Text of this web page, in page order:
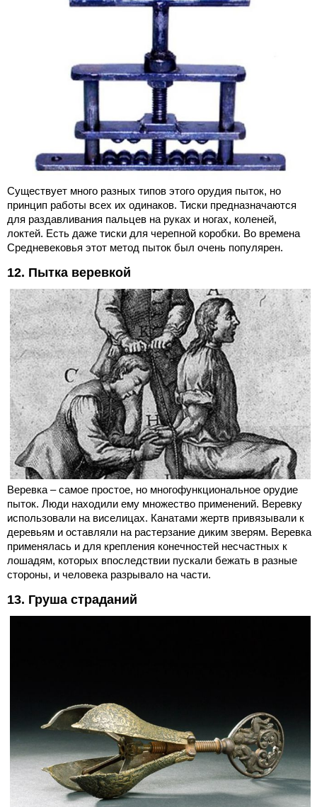
Существует много разных типов этого орудия пыток, но
принцип работы всех их одинаков. Тиски предназначаются
для раздавливания пальцев на руках и ногах, коленей,
локтей. Есть даже тиски для черепной коробки. Во времена
Средневековья этот метод пыток был очень популярен.
12. Пытка веревкой
Веревка – самое простое, но многофункциональное орудие
пыток. Люди находили ему множество применений. Веревку
использовали на виселицах. Канатами жертв привязывали к
деревьям и оставляли на растерзание диким зверям. Веревка
применялась и для крепления конечностей несчастных к
лошадям, которых впоследствии пускали бежать в разные
стороны, и человека разрывало на части.
13. Груша страданий